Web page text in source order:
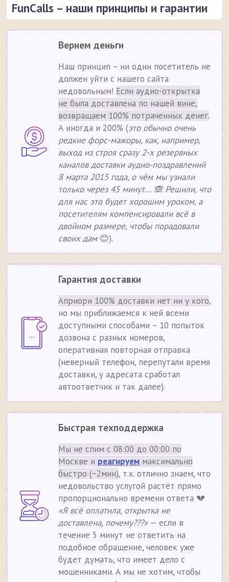
FunCalls – наши принципы и гарантии
Вернем деньги
Наш принцип – ни один посетитель не
должен уйти с нашего сайта
недовольным! Если аудио-открытка
не была доставлена по нашей вине,
возвращаем 100% потраченных денег.
А иногда и 200% (это обычно очень
редкие форс-мажоры, как, например,
выход из строя сразу 2-х резервных
каналов доставки аудио-поздравлений
8 марта 2015 года, о чём мы узнали
только через 45 минут... 🙈 Решили, что
для нас это будет хорошим уроком, а
посетителям компенсировали всё в
двойном размере, чтобы порадовали
своих дам😊).
Гарантия доставки
Априори 100% доставки нет ни у кого,
но мы приближаемся к ней всеми
доступными способами – 10 попыток
дозвона с разных номеров,
оперативная повторная отправка
(неверный телефон, перепутали время
доставки, у адресата сработал
автоответчик и так далее).
Быстрая техподдержка
Мы не спим с 08:00 до 00:00 по
Москве и реагируем максимально
быстро (~2мин), т.к. отлично знаем, что
недовольство услугой растёт прямо
пропорционально времени ответа 💔
«Я всё оплатила, открытка не
доставлена, почему???»— если в
течение 5 минут не ответить на
подобное обращение, человек уже
будет думать, что имеет дело с
мошенниками. А мы не хотим, чтобы